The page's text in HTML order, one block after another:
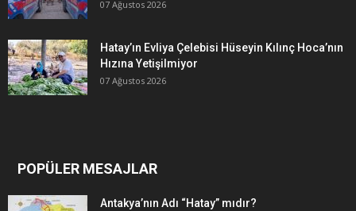
07 Ağustos 2026
Hatay’ın Evliya Çelebisi Hüseyin Kılınç Hoca’nın
Hızına Yetişilmiyor
07 Ağustos 2026
POPÜLER MESAJLAR
Antakya’nın Adı “Hatay” mıdır?